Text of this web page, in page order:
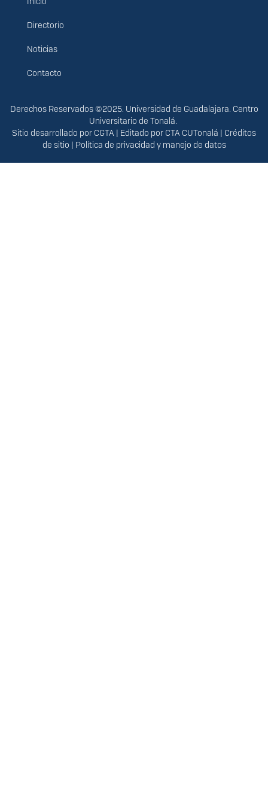
Menú
principal
Directorio
Noticias
Contacto
Derechos
Derechos Reservados ©2025. Universidad de Guadalajara. Centro
Universitario de Tonalá.
Sitio desarrollado por CGTA | Editado por CTA CUTonalá | Créditos
de sitio | Política de privacidad y manejo de datos